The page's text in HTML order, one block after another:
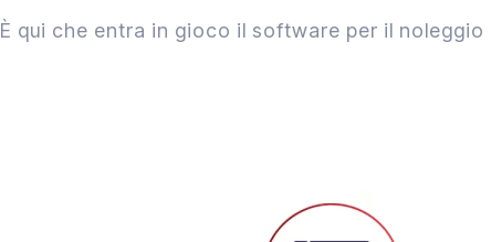
È qui che entra in gioco il software per il noleggio